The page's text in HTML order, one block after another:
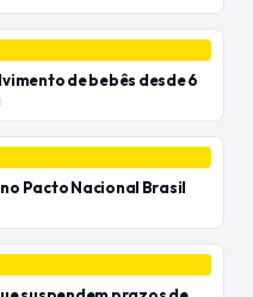
de bebês desde 6
Pacto Nacional Brasil